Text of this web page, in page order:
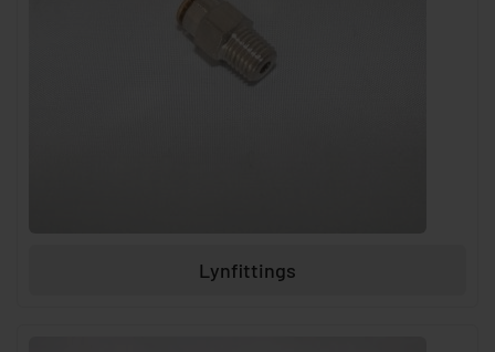
Lynfittings